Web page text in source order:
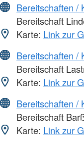
Bereitschaften /
Bereitschaft
Karte: Link zur
Bereitschaften /
Bereitschaft
Karte: Link zur
Bereitschaften /
Bereitschaft
Karte: Link zur